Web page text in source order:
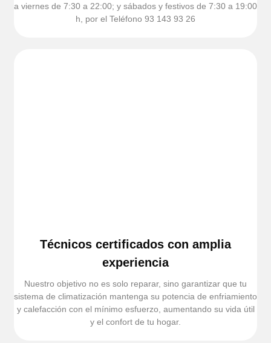
a viernes de 7:30 a 22:00; y sábados y festivos de 7:30 a 19:00
h, por el Teléfono 93 143 93 26
Técnicos certificados con amplia
experiencia
Nuestro objetivo no es solo reparar, sino garantizar que tu
sistema de climatización mantenga su potencia de enfriamiento
y calefacción con el mínimo esfuerzo, aumentando su vida útil
y el confort de tu hogar.